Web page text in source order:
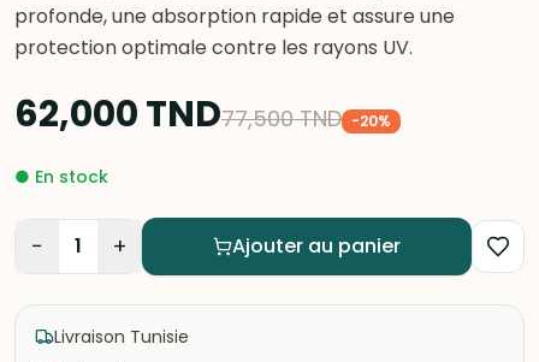
profonde, une absorption rapide et assure une
protection optimale contre les rayons UV.
62,000TND77,500 TND -20%
● En stock
− 1 + Ajouter au panier
Livraison Tunisie